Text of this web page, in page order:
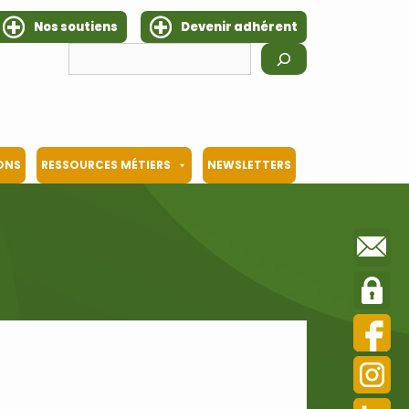
Nos soutiens
Devenir adhérent
RESSOURCES MÉTIERS NEWSLETTERS